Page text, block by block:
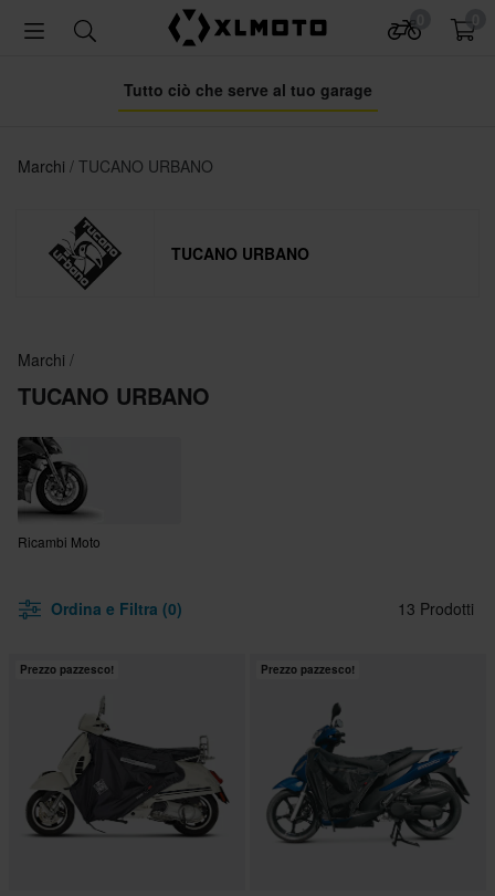
Tutto ciò che serve al tuo garage
Marchi TUCANO URBANO
TUCANO URBANO
Marchi
TUCANO URBANO
Ricambi Moto
Ordina e Filtra (0) 13 Prodotti
Prezzo pazzesco! Prezzo pazzesco!